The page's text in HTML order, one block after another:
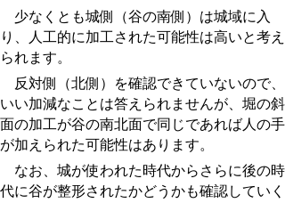
少なくとも城側（谷の南側）は城域に入
り、人工的に加工された可能性は高いと考え
られます。
反対側（北側）を確認できていないので、
いい加減なことは答えられませんが、堀の斜
面の加工が谷の南北面で同じであれば人の手
が加えられた可能性はあります。
なお、城が使われた時代からさらに後の時
代に谷が整形されたかどうかも確認していく